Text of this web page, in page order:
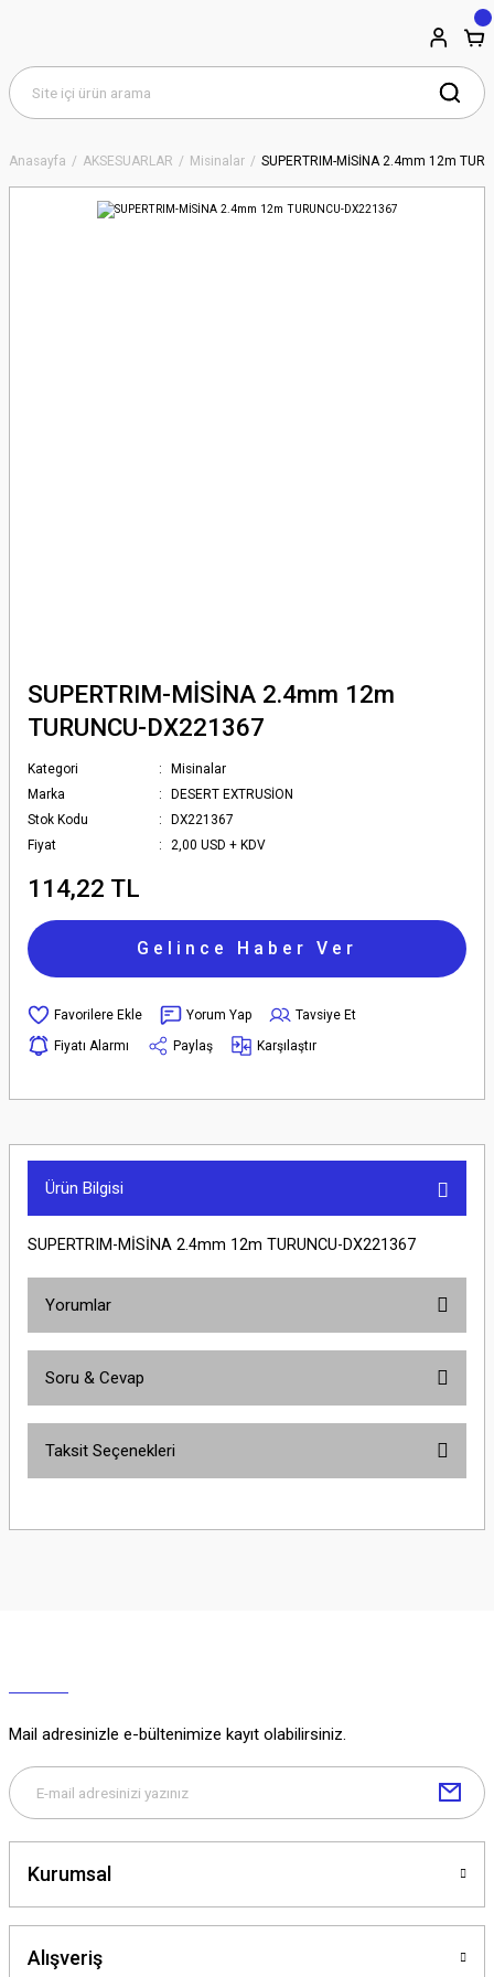
Anasayfa AKSESUARLAR Misinalar SUPERTRIM-MİSİNA 2.4mm 12m
SUPERTRIM-MİSİNA 2.4mm 12m
TURUNCU-DX221367
Kategori
Misinalar
Marka
DESERT EXTRUSİON
Stok Kodu
DX221367
Fiyat
2,00 USD + KDV
114,22 TL
Gelince Haber Ver
Yorum Yap
Tavsiye Et
Fiyatı Alarmı
Paylaş Karşılaştır
Ürün Bilgisi
SUPERTRIM-MİSİNA 2.4mm 12m TURUNCU-DX221367
Yorumlar
Soru & Cevap
Soru Sor
Taksit Seçenekleri
Mail adresinizle e-bültenimize kayıt olabilirsiniz.
Kurumsal
Alışveriş